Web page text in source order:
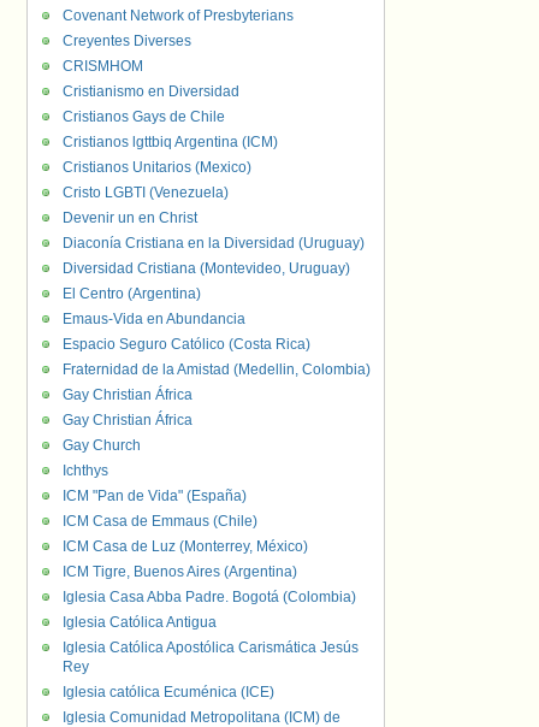
Covenant Network of Presbyterians
Creyentes Diverses
CRISMHOM
Cristianismo en Diversidad
Cristianos Gays de Chile
Cristianos lgttbiq Argentina (ICM)
Cristianos Unitarios (Mexico)
Cristo LGBTI (Venezuela)
Devenir un en Christ
Diaconía Cristiana en la Diversidad (Uruguay)
Diversidad Cristiana (Montevideo, Uruguay)
El Centro (Argentina)
Emaus-Vida en Abundancia
Espacio Seguro Católico (Costa Rica)
Fraternidad de la Amistad (Medellin, Colombia)
Gay Christian África
Gay Christian África
Gay Church
Ichthys
ICM "Pan de Vida" (España)
ICM Casa de Emmaus (Chile)
ICM Casa de Luz (Monterrey, México)
ICM Tigre, Buenos Aires (Argentina)
Iglesia Casa Abba Padre. Bogotá (Colombia)
Iglesia Católica Antigua
Iglesia Católica Apostólica Carismática Jesús
Rey
Iglesia católica Ecuménica (ICE)
Iglesia Comunidad Metropolitana (ICM) de